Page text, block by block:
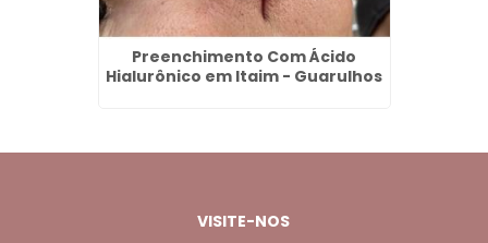
Preenchimento Com Ácido
Hialurônico em Itaim - Guarulhos
VISITE-NOS